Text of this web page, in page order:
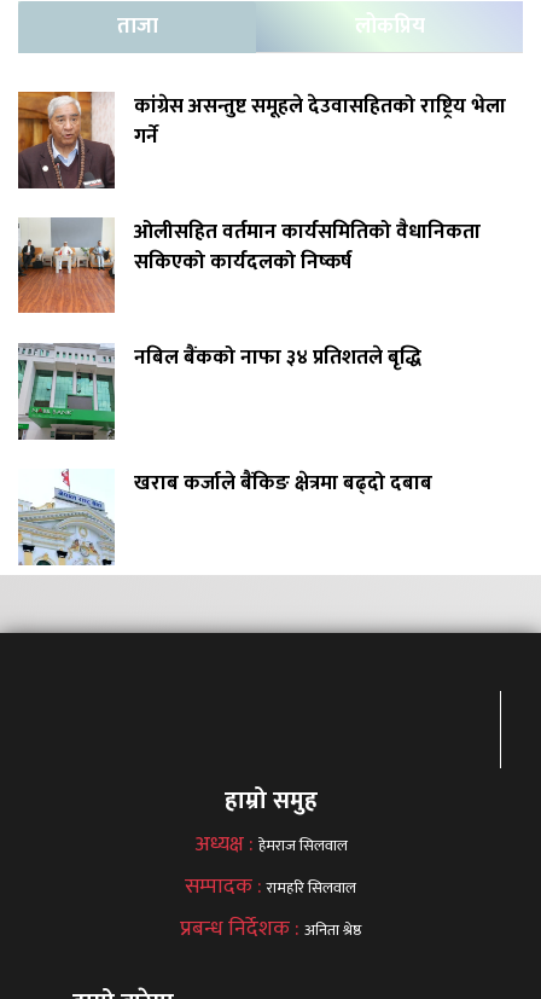
ताजा लोकप्रिय
कांग्रेस असन्तुष्ट समूहले देउवासहितको राष्ट्रिय भेला
गर्ने
ओलीसहित वर्तमान कार्यसमितिको वैधानिकता
सकिएको कार्यदलको निष्कर्ष
नबिल बैंकको नाफा ३४ प्रतिशतले बृद्धि
खराब कर्जाले बैंकिङ क्षेत्रमा बढ्दो दबाब
हाम्रो समुह
अध्यक्ष : हेमराज सिलवाल
सम्पादक :रामहरि सिलवाल
प्रबन्ध निर्देशक : अनिता श्रेष्ठ